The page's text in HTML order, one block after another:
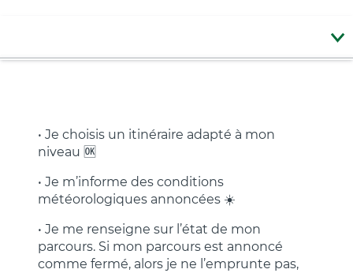
• Je choisis un itinéraire adapté à mon
niveau 🆗
• Je m’informe des conditions
météorologiques annoncées ☀️
• Je me renseigne sur l’état de mon
parcours. Si mon parcours est annoncé
comme fermé, alors je ne l’emprunte pas,